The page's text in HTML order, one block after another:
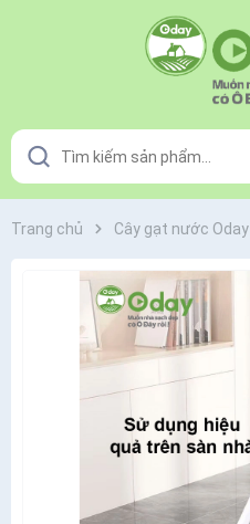
Trang chủ Cây gạt nước Oday